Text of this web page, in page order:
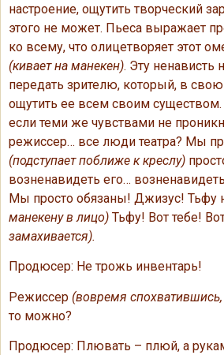
настроение, ощутить творческий
этого не может. Пьеса выражает
ко всему, что олицетворяет этот
(кивает на манекен). Эту ненависть
передать зрителю, который, в
ощутить ее всем своим существом.
если теми же чувствами не
режиссер… все люди театра? Мы
(подступает поближе к креслу)
возненавидеть его…
Мы просто обязаны! Джизус! Тьфу
манекену в лицо) Тьфу! Вот тебе!
замахивается).
Продюсер: Не трожь инвентарь!
Режиссер (вовремя
то можно?
Продюсер: Плювать – плюй, а